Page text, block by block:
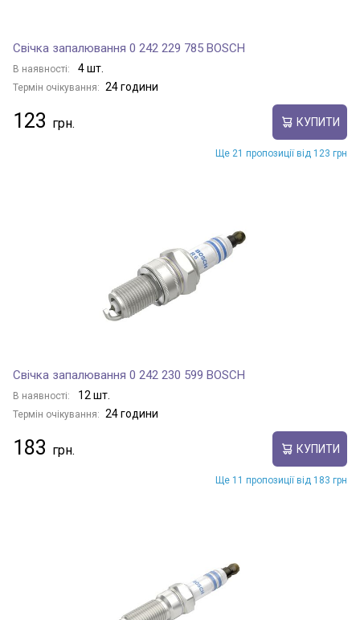
Свічка запалювання 0 242 229 785 BOSCH
В наявності: 4 шт.
Термін очікування: 24 години
123 КУПИТИ
Ще 21 пропозиції від 123 грн
Свічка запалювання 0 242 230 599 BOSCH
В наявності: 12 шт.
Термін очікування: 24 години
183 КУПИТИ
Ще 11 пропозиції від 183 грн